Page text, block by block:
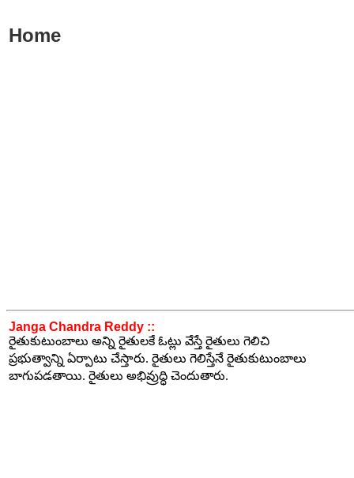
Home
Janga Chandra Reddy ::
రైతుకుటుంబాలు అన్ని రైతులకే ఓట్లు వేస్తే రైతులు గెలిచి
ప్రభుత్వాన్ని ఏర్పాటు చేస్తారు. రైతులు గెలిస్తేనే రైతుకుటుంబాలు
బాగుపడతాయి. రైతులు అభివ్రుద్ధి చెందుతారు.